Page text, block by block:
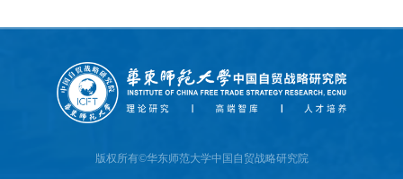
版权所有©华东师范大学中国自贸战略研究院